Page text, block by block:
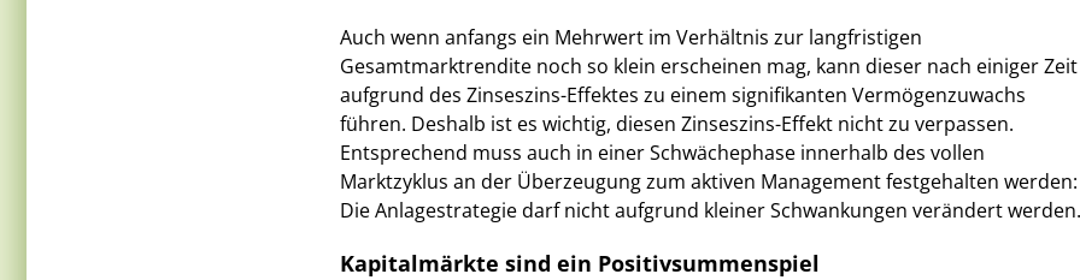
Auch wenn anfangs ein Mehrwert im Verhältnis zur langfristigen
Gesamtmarktrendite noch so klein erscheinen mag, kann dieser nach einiger Zeit
aufgrund des Zinseszins-Effektes zu einem signifikanten Vermögenzuwachs
führen. Deshalb ist es wichtig, diesen Zinseszins-Effekt nicht zu verpassen.
Entsprechend muss auch in einer Schwächephase innerhalb des vollen
Marktzyklus an der Überzeugung zum aktiven Management festgehalten werden:
Die Anlagestrategie darf nicht aufgrund kleiner Schwankungen verändert werden.
Kapitalmärkte sind ein Positivsummenspiel